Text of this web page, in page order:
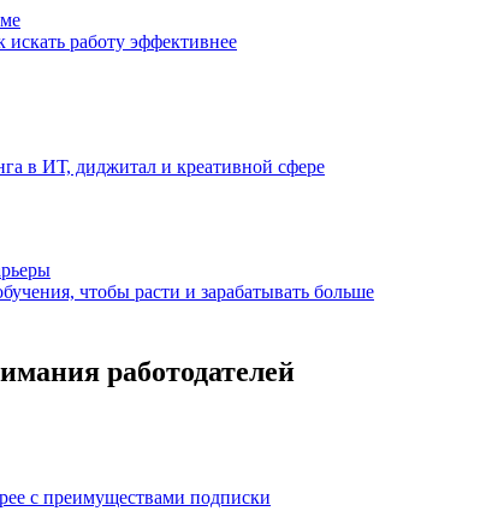
искать работу эффективнее
в ИТ, диджитал и креативной сфере
чтобы расти и зарабатывать больше
работодателей
с преимуществами подписки